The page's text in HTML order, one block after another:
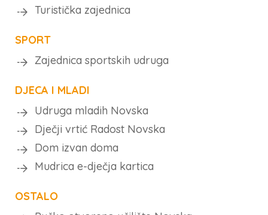
Turistička zajednica
SPORT
Zajednica sportskih udruga
DJECA I MLADI
Udruga mladih Novska
Dječji vrtić Radost Novska
Dom izvan doma
Mudrica e-dječja kartica
OSTALO